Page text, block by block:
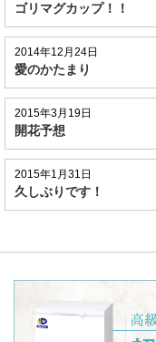
ゴリマグカップ！！
2014年12月24日
愛のかたまり
2015年3月19日
開花予想
2015年1月31日
久しぶりです！